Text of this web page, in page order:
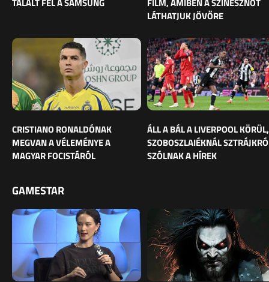
TALÁLT FEL A SAMSUNG
FILM, AMIBEN A SZÍNÉSZNŐT
LÁTHATJUK JÖVŐRE
CRISTIANO RONALDÓNAK
MEGVAN A VÉLEMÉNYE A
MAGYAR FOCISTÁRÓL
ÁLL A BÁL A LIVERPOOL KÖRÜL,
SZOBOSZLAIÉKNÁL
SZÓLNAK A HÍREK
GAMESTAR